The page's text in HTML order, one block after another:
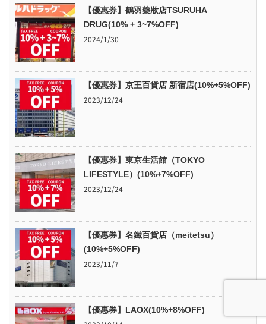
【優惠券】鶴羽藥妝店TSURUHA
DRUG(10% + 3~7%OFF)
2024/1/30
【優惠券】京王百貨店 新宿店(10%+5%OFF)
2023/12/24
【優惠券】東京生活館（TOKYO
LIFESTYLE）(10%+7%OFF)
2023/12/24
【優惠券】名鐵百貨店（meitetsu）
(10%+5%OFF)
2023/11/7
【優惠券】LAOX(10%+8%OFF)